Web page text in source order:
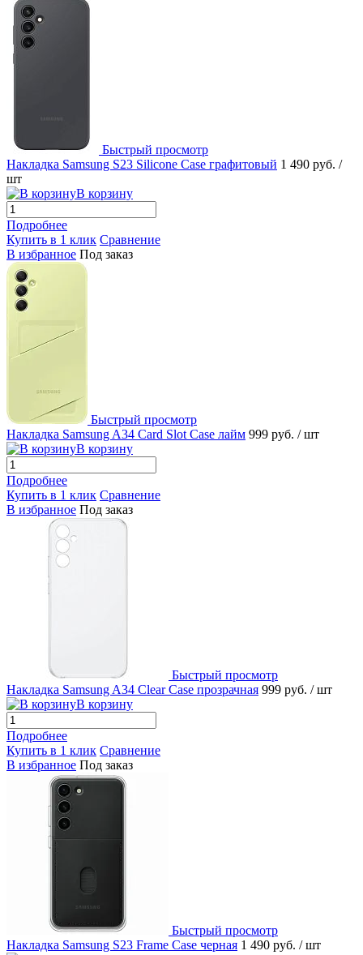
Быстрый просмотр
Накладка Samsung S23 Silicone Case графитовый 1 490 руб. /
шт
В корзину
Подробнее
Купить в 1 клик Сравнение
В избранное Под заказ
Быстрый просмотр
Накладка Samsung A34 Card Slot Сase лайм 999 руб. / шт
В корзину
Подробнее
Купить в 1 клик Сравнение
В избранное Под заказ
Быстрый просмотр
Накладка Samsung A34 Clear Сase прозрачная 999 руб. / шт
В корзину
Подробнее
Купить в 1 клик Сравнение
В избранное Под заказ
Быстрый просмотр
Накладка Samsung S23 Frame Case черная 1 490 руб. / шт